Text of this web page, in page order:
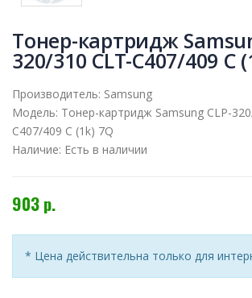
Тонер-картридж
320/310 CLT-C407/409 C
Производитель: Samsung
Модель: Тонер-картридж Samsung CLP-
C407/409 C (1k) 7Q
Наличие: Есть в наличии
903 р.
* Цена действительна только для